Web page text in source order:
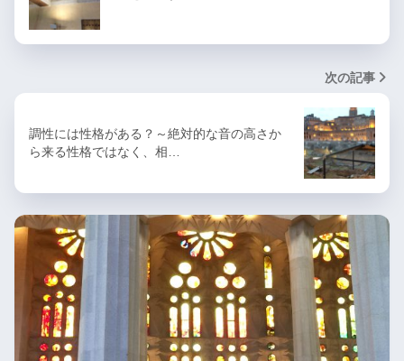
次の記事
調性には性格がある？～絶対的な音の高さか
ら来る性格ではなく、相…